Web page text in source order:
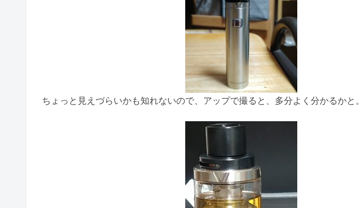
ちょっと見えづらいかも知れないので、アップで撮ると、多分よく分かるかと。